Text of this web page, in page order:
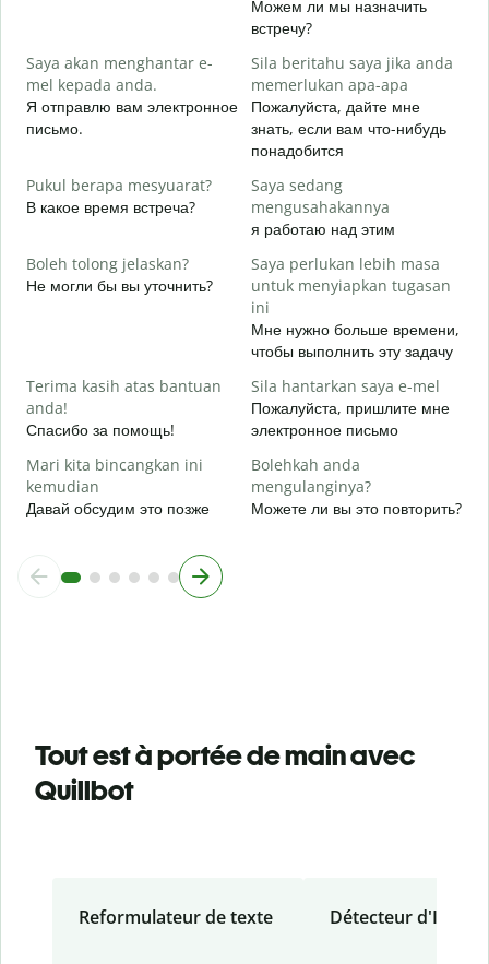
Можем ли мы назначить
встречу?
Saya akan menghantar e-
mel kepada anda.
Я отправлю вам электронное
письмо.
Sila beritahu saya jika anda
memerlukan apa-apa
Пожалуйста, дайте мне
знать, если вам что-нибудь
понадобится
Pukul berapa mesyuarat?
В какое время встреча?
Saya sedang
mengusahakannya
я работаю над этим
Boleh tolong jelaskan?
Не могли бы вы уточнить?
Saya perlukan lebih masa
untuk menyiapkan tugasan
ini
Мне нужно больше времени,
чтобы выполнить эту задачу
Terima kasih atas bantuan
anda!
Спасибо за помощь!
Sila hantarkan saya e-mel
Пожалуйста, пришлите мне
электронное письмо
Mari kita bincangkan ini
kemudian
Давай обсудим это позже
Bolehkah anda
mengulanginya?
Можете ли вы это повторить?
Tout est à portée de main avec
Quillbot
Reformulateur de texte Détecteur d'IA